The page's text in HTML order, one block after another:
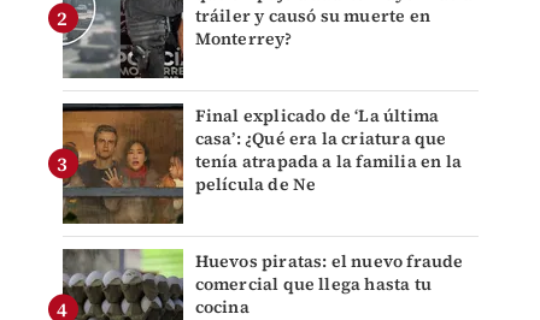
tráiler y causó su muerte en
Monterrey?
Final explicado de ‘La última
casa’: ¿Qué era la criatura que
tenía atrapada a la familia en la
película de Ne
Huevos piratas: el nuevo fraude
comercial que llega hasta tu
cocina